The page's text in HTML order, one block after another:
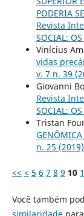
PODERIA
Revista
SOCIAL:
Vinícius
vidas
v. 7 n. 39
Giovanni
Revista
SOCIAL:
Tristan
n. 25
<< < 5 6 7 8 9 10
Você também